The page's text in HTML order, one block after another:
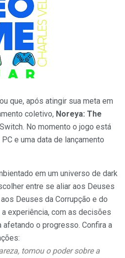
que, após atingir sua meta em
coletivo, Noreya: The
No momento o jogo está
e uma data de lançamento
em um universo de dark
entre se aliar aos Deuses
Deuses da Corrupção e do
experiência, com as decisões
afetando o progresso. Confira a
tomou o poder sobre a